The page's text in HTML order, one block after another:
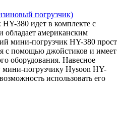
погрузчик)
380 идет в комплекте с
американским
мини-погрузчик HY-380 прост
с помощью джойстиков и имеет
оборудования. Навесное
мини-погрузчику Hysoon HY-
использовать его